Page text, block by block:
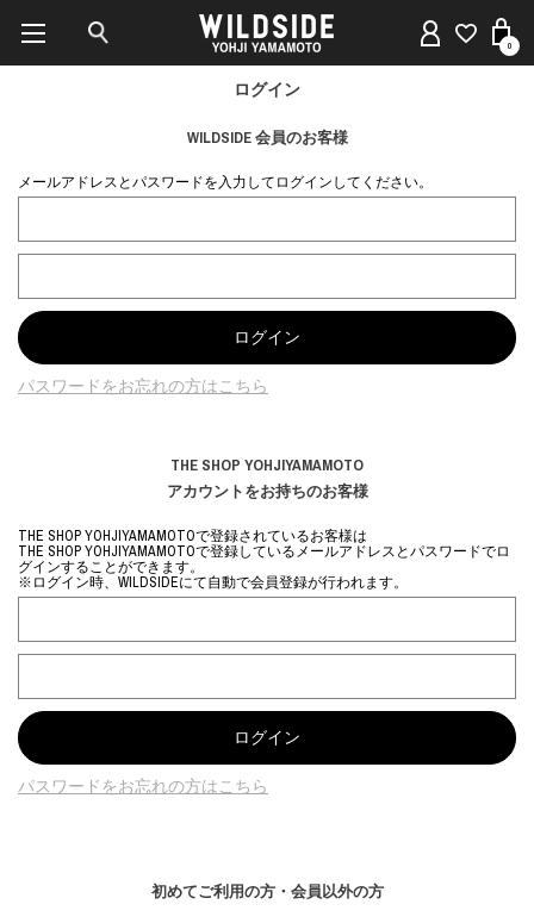
0
ログイン
WILDSIDE 会員のお客様
メールアドレスとパスワードを入力してログインしてください。
パスワードをお忘れの方はこちら
THE SHOP YOHJIYAMAMOTO
アカウントをお持ちのお客様
THE SHOP YOHJIYAMAMOTOで登録されているお客様は
THE SHOP YOHJIYAMAMOTOで登録しているメールアドレスとパスワードでロ
グインすることができます。
※ログイン時、WILDSIDEにて自動で会員登録が行われます。
パスワードをお忘れの方はこちら
初めてご利用の方・会員以外の方